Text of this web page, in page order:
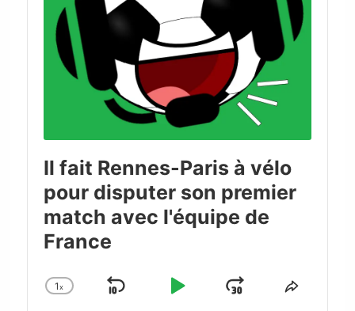
Il fait Rennes-Paris à vélo
pour disputer son premier
match avec l'équipe de
France
Change
1x
Skip
Play
JumpShare